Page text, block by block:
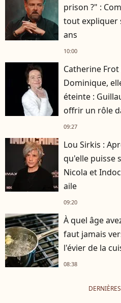
prison ?" :
tout expliquer
ans
10:00
Catherine
Dominique,
éteinte :
offrir un rôle
Cotillard
09:27
Lou Sirkis :
qu'elle puisse
Nicola et
aile
09:20
À quel âge
faut jamais
l'évier de la
08:38